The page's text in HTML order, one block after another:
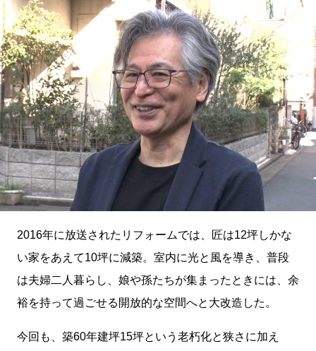
2016年に放送されたリフォームでは、匠は12坪しかな
い家をあえて10坪に減築。室内に光と風を導き、普段
は夫婦二人暮らし、娘や孫たちが集まったときには、余
裕を持って過ごせる開放的な空間へと大改造した。
今回も、築60年建坪15坪という老朽化と狭さに加え